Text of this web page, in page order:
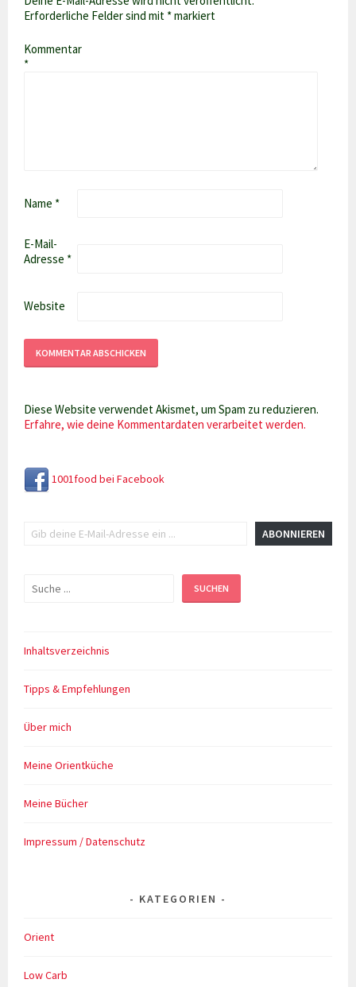
Erforderliche Felder sind mit *markiert
Kommentar
*
Name *
E-Mail-
Adresse *
Website
Diese Website verwendet Akismet, um Spam zu reduzieren.
Erfahre, wie deine Kommentardaten verarbeitet werden.
1001food bei Facebook
ABONNIEREN
Suchen SUCHEN
Inhaltsverzeichnis
Tipps & Empfehlungen
Über mich
Meine Orientküche
Meine Bücher
Impressum / Datenschutz
KATEGORIEN
Orient
Low Carb